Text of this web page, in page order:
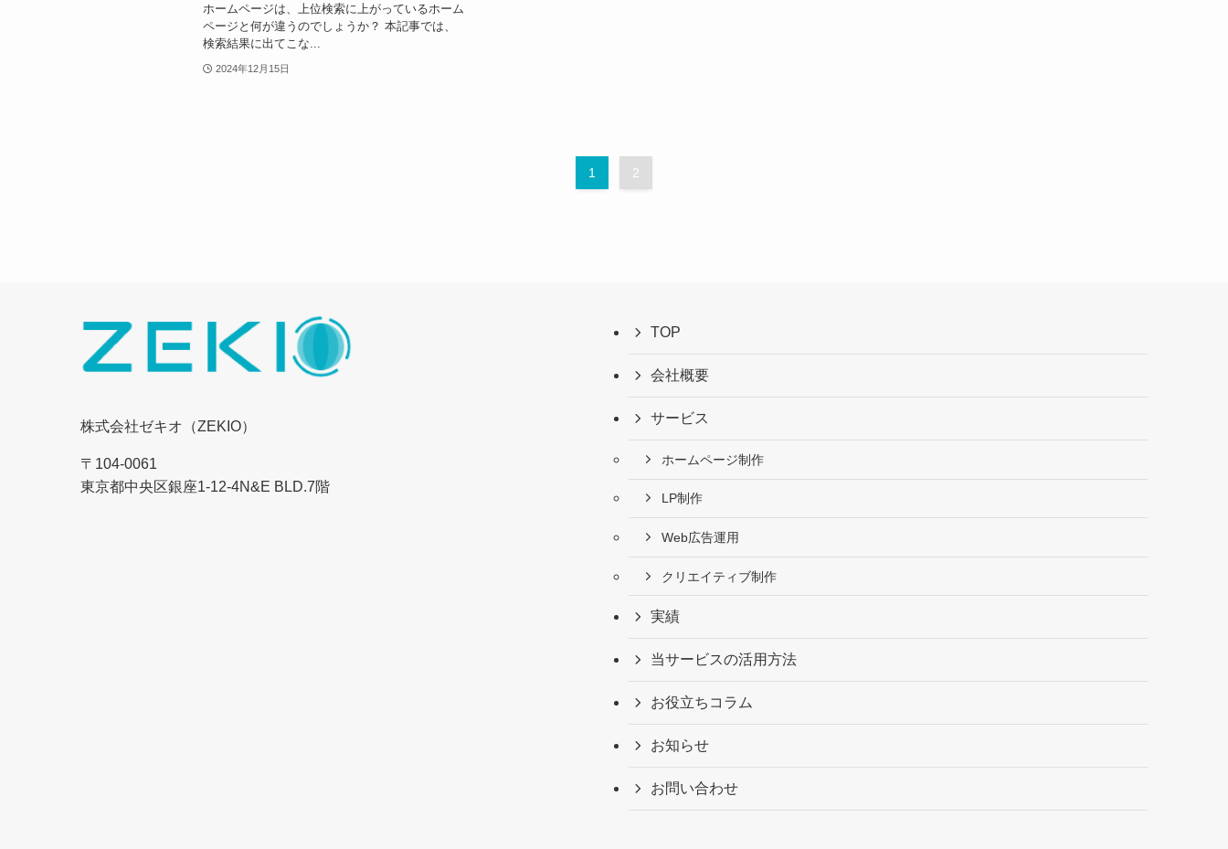
ホームページは、上位検索に上がっているホーム
ページと何が違うのでしょうか？ 本記事では、
検索結果に出てこな...
2024年12月15日
1 2
株式会社ゼキオ（ZEKIO）
〒104-0061
東京都中央区銀座1-12-4N&E BLD.7階
TOP
会社概要
サービス
ホームページ制作
LP制作
Web広告運用
クリエイティブ制作
実績
当サービスの活用方法
お役立ちコラム
お知らせ
お問い合わせ